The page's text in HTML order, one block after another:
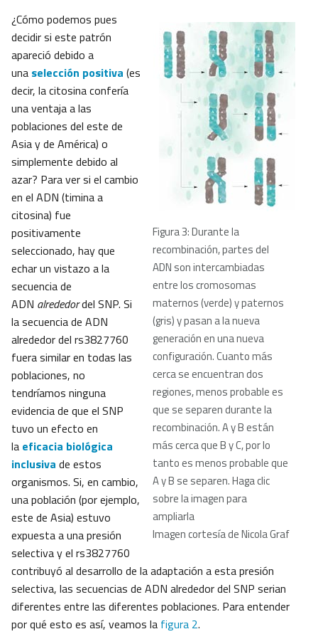
Figura 3: Durante la
recombinación, partes del
ADN son intercambiadas
entre los cromosomas
maternos (verde) y paternos
(gris) y pasan a la nueva
generación en una nueva
configuración. Cuanto más
cerca se encuentran dos
regiones, menos probable es
que se separen durante la
recombinación. A y B están
más cerca que B y C, por lo
tanto es menos probable que
A y B se separen. Haga clic
sobre la imagen para
ampliarla
Imagen cortesía de Nicola Graf
¿Cómo podemos pues
decidir si este patrón
apareció debido a
una selección positiva (es
decir, la citosina confería
una ventaja a las
poblaciones del este de
Asia y de América) o
simplemente debido al
azar? Para ver si el cambio
en el ADN (timina a
citosina) fue
positivamente
seleccionado, hay que
echar un vistazo a la
secuencia de
ADN alrededordel SNP. Si
la secuencia de ADN
alrededor del rs3827760
fuera similar en todas las
poblaciones, no
tendríamos ninguna
evidencia de que el SNP
tuvo un efecto en
la eficacia biológica
inclusiva de estos
organismos. Si, en cambio,
una población (por ejemplo,
este de Asia) estuvo
expuesta a una presión
selectiva y el rs3827760
contribuyó al desarrollo de la adaptación a esta presión
selectiva, las secuencias de ADN alrededor del SNP serian
diferentes entre las diferentes poblaciones. Para entender
por qué esto es así, veamos la figura 2.